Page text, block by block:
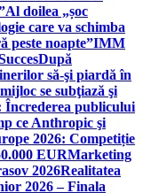
Al doilea „șoc
care va schimba
peste noapte”IMM
După
să-şi piardă în
se subţiază şi
Încrederea publicului
ce Anthropic şi
2026: Competiție
EURMarketing
2026Realitatea
2026 – Finala